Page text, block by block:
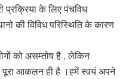
प्रक्रिया के लिए पंचविध
की विविध परिस्थिति के कारण
को असम्तोष है , लेकिन
पूरा आकलन ही है ।हमें स्वयं अपने